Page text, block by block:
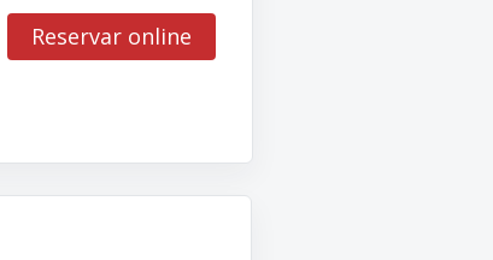
Reservar online